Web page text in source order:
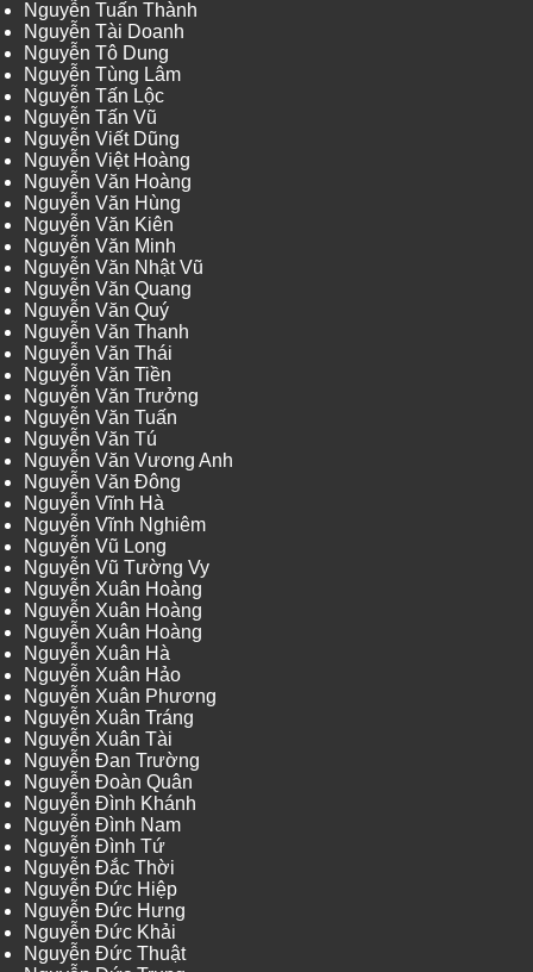
Nguyễn Tuấn Thành
Nguyễn Tài Doanh
Nguyễn Tô Dung
Nguyễn Tùng Lâm
Nguyễn Tấn Lộc
Nguyễn Tấn Vũ
Nguyễn Viết Dũng
Nguyễn Việt Hoàng
Nguyễn Văn Hoàng
Nguyễn Văn Hùng
Nguyễn Văn Kiên
Nguyễn Văn Minh
Nguyễn Văn Nhật Vũ
Nguyễn Văn Quang
Nguyễn Văn Quý
Nguyễn Văn Thanh
Nguyễn Văn Thái
Nguyễn Văn Tiền
Nguyễn Văn Trưởng
Nguyễn Văn Tuấn
Nguyễn Văn Tú
Nguyễn Văn Vương Anh
Nguyễn Văn Đông
Nguyễn Vĩnh Hà
Nguyễn Vĩnh Nghiêm
Nguyễn Vũ Long
Nguyễn Vũ Tường Vy
Nguyễn Xuân Hoàng
Nguyễn Xuân Hoàng
Nguyễn Xuân Hoàng
Nguyễn Xuân Hà
Nguyễn Xuân Hảo
Nguyễn Xuân Phương
Nguyễn Xuân Tráng
Nguyễn Xuân Tài
Nguyễn Đan Trường
Nguyễn Đoàn Quân
Nguyễn Đình Khánh
Nguyễn Đình Nam
Nguyễn Đình Tứ
Nguyễn Đắc Thời
Nguyễn Đức Hiệp
Nguyễn Đức Hưng
Nguyễn Đức Khải
Nguyễn Đức Thuật